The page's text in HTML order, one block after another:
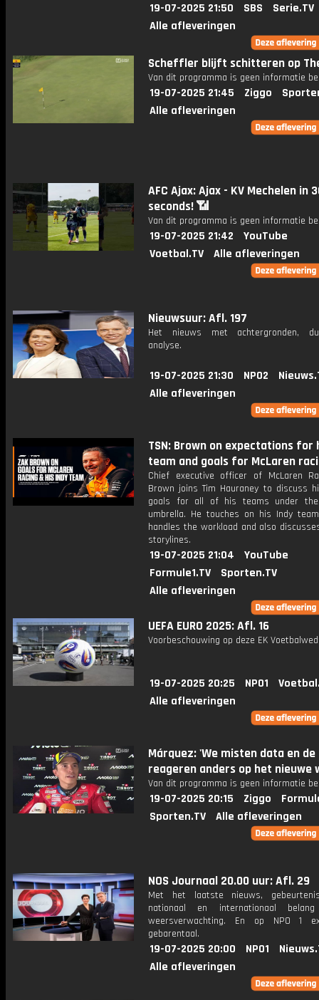
19-07-2025 21:50 SBS
Serie.TV
Alle afleveringen
Scheffler blijft schitteren op
Van dit programma is geen informatie
19-07-2025 21:45 Ziggo
Alle afleveringen
AFC Ajax: Ajax - KV Mechelen in
seconds! 📶
Van dit programma is geen informatie
19-07-2025 21:42
YouTube
Voetbal.TV
Alle afleveringen
Nieuwsuur: Afl. 197
Het nieuws met achtergronden,
analyse.
19-07-2025 21:30 NPO2
Alle afleveringen
TSN: Brown on expectations for
team and goals for McLaren
Chief executive officer of McLaren
Brown joins Tim Hauraney to discuss
goals for all of his teams under the
umbrella. He touches on his Indy
handles the workload and also
storylines.
19-07-2025 21:04
YouTube
Formule1.TV
Sporten.TV
Alle afleveringen
UEFA EURO 2025: Afl. 16
Voorbeschouwing op deze EK
19-07-2025 20:25 NPO1
Alle afleveringen
Márquez: 'We misten data en de
reageren anders op het nieuwe
Van dit programma is geen informatie
19-07-2025 20:15 Ziggo
Sporten.TV
Alle afleveringen
NOS Journaal 20.00 uur: Afl. 29
Met het laatste nieuws,
nationaal en internationaal
weersverwachting. En op NPO 1
gebarentaal.
19-07-2025 20:00 NPO1
Alle afleveringen